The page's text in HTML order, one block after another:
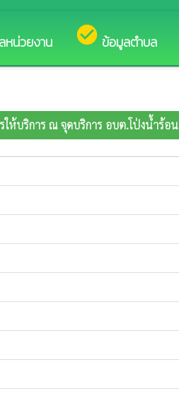
หน่วยงาน check_circle ข้อมูลตำบล
ริหารส่วนตำบลโป่งน้ำร้อน
ให้บริการ ณ จุดบริการ อบต.โป่งน้ำร้อน